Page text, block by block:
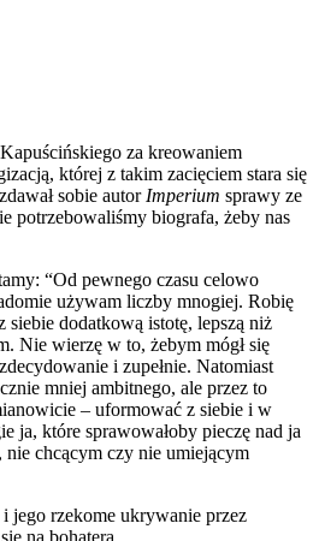
za kreowaniem
której z takim zacięciem stara się
sobie autor Imperium sprawy ze
potrzebowaliśmy biografa, żeby nas
“Od pewnego czasu celowo
używam liczby mnogiej. Robię
siebie dodatkową istotę, lepszą niż
Nie wierzę w to, żebym mógł się
i zupełnie. Natomiast
mniej ambitnego, ale przez to
– uformować z siebie i w
ja, które sprawowałoby pieczę nad ja
chcącym czy nie umiejącym
jego rzekome ukrywanie przez
na bohatera.